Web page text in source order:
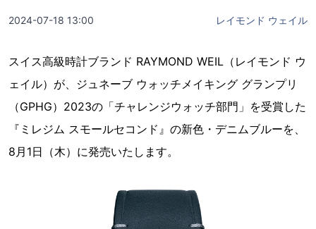
2024-07-18 13:00 レイモンド ウェイル
スイス高級時計ブランド RAYMOND WEIL（レイモンド ウ
ェイル）が、ジュネーブ ウォッチメイキング グランプリ
（GPHG）2023の「チャレンジウォッチ部門」を受賞した
『ミレジム スモールセコンド』の新色・デニムブルーを、
8月1日（木）に発売いたします。